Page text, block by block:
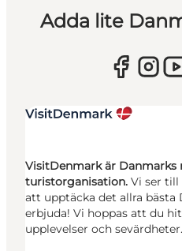
Adda lite
VisitDenmark är Danmarks
turistorganisation. Vi ser till
att upptäcka det allra bästa
erbjuda! Vi hoppas att du
upplevelser och sevärdheter.